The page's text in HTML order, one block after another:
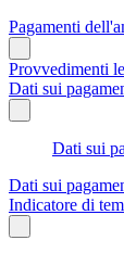
Pagamenti
Provvedimenti
Dati sui
Dati sui
Dati sui
Indicatore di